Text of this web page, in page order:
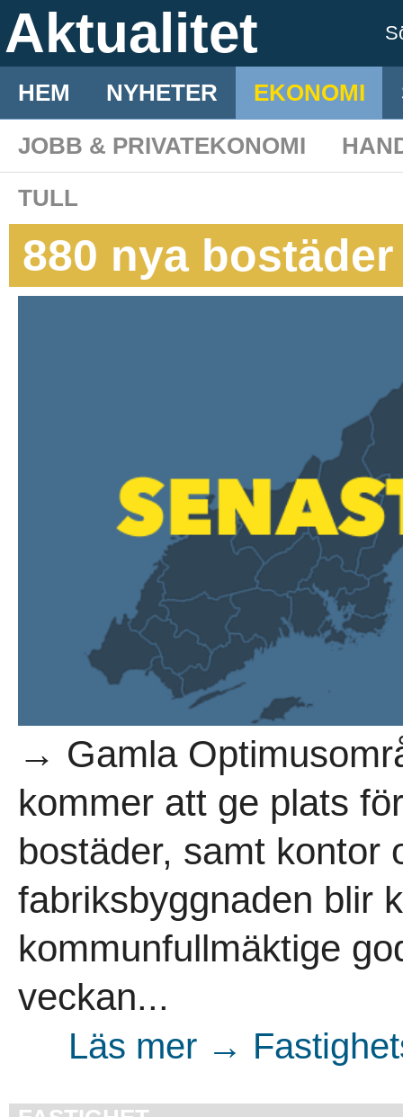
Aktualitet
HEM NYHETER EKONOMI
JOBB & PRIVATEKONOMI
TULL
880 nya
→ Gamla
kommer att ge plats
bostäder, samt kontor
fabriksbyggnaden blir
kommunfullmäktige
veckan...
Läs mer →